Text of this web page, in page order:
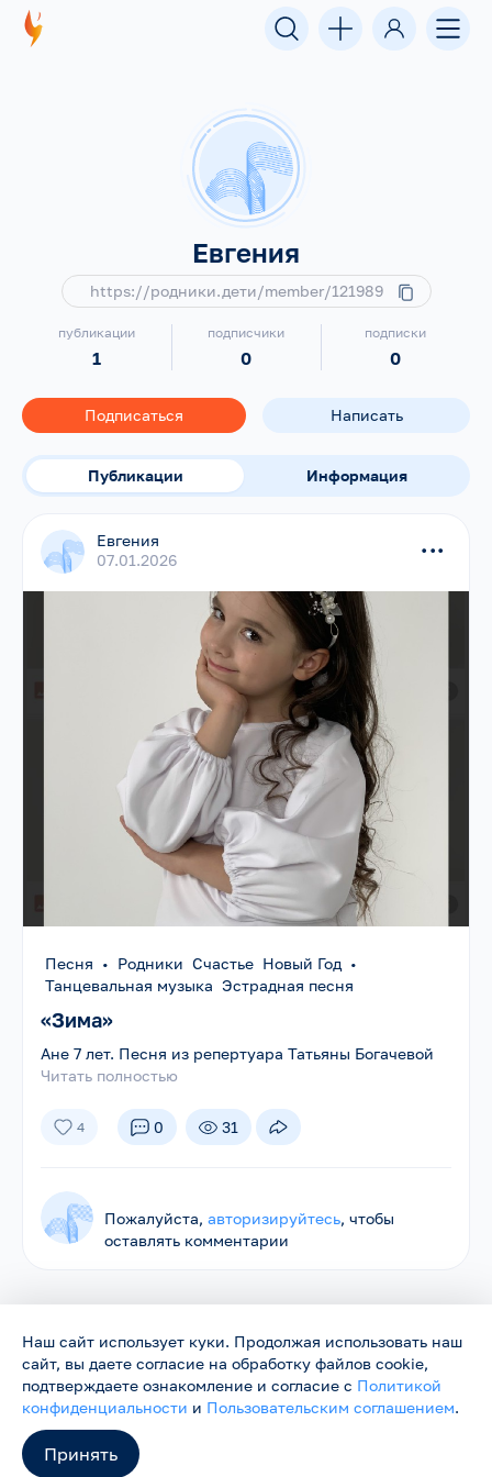
Евгения
https://родники.дети/member/121989
публикации
1
подписчики
0
подписки
0
Подписаться Написать
Публикации Информация
Евгения
07.01.2026
...
Песня • Родники Счастье Новый Год •
Танцевальная музыка Эстрадная песня
«Зима»
Ане 7 лет. Песня из репертуара Татьяны Богачевой
Читать полностью
4 0 31
Пожалуйста,авторизируйтесь, чтобы
оставлять комментарии
Родники ©2026
Нас объединяет песня
Сайт работает в тестовом режиме и будет обновляться.
Пожелания и замечания можно направить на
support@rodniki.com.ru
Наш сайт использует куки. Продолжая использовать наш
сайт, вы даете согласие на обработку файлов cookie,
подтверждаете ознакомление и согласие с Политикой
конфиденциальности и Пользовательским соглашением.
Принять